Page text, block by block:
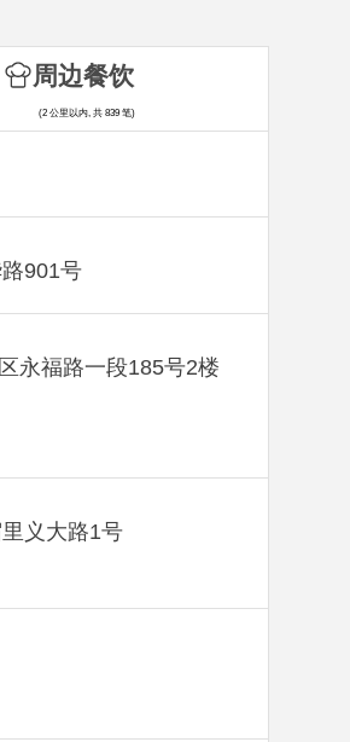
901号
永福路一段185号2楼
义大路1号
周边餐饮
(2 公里以内, 共 839 笔)